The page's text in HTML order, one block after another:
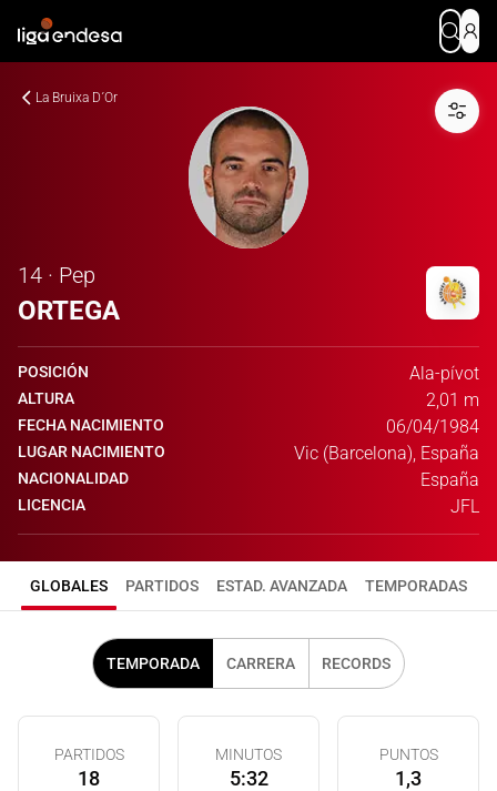
La Bruixa D´Or
14 · Pep
ORTEGA
POSICIÓN Ala-pívot
ALTURA 2,01 m
FECHA NACIMIENTO 06/04/1984
LUGAR NACIMIENTO Vic (Barcelona), España
NACIONALIDAD España
LICENCIA JFL
GLOBALES PARTIDOS ESTAD. AVANZADA TEMPORADAS
TEMPORADA CARRERA RECORDS
PARTIDOS
18
MINUTOS
5:32
PUNTOS
1,3